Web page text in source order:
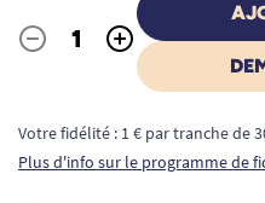
Quantité
- +
Votre fidélité : 1 € par tranche de
Plus d'info sur le programme de